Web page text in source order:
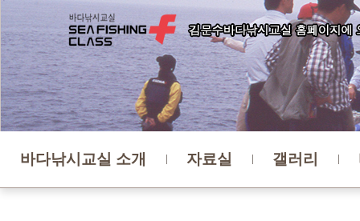
바다낚시교실 소개 자료실 갤러리